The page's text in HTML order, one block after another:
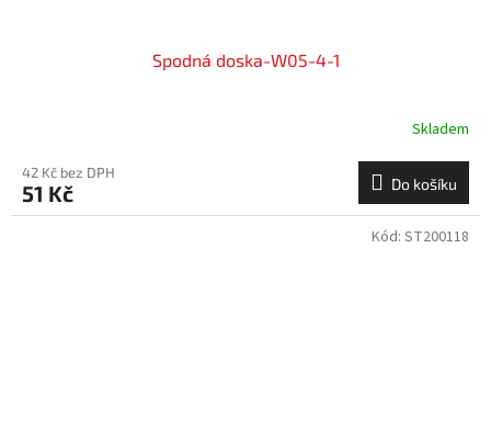
Spodná doska-W05-4-1
Skladem
42 Kč bez DPH
51 Kč Do košíku
Kód: ST200118